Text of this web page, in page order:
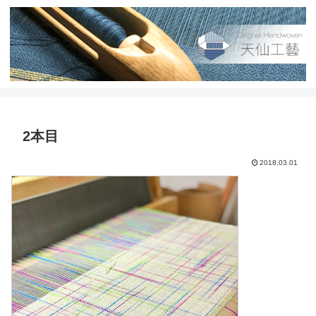
2本目
2018.03.01